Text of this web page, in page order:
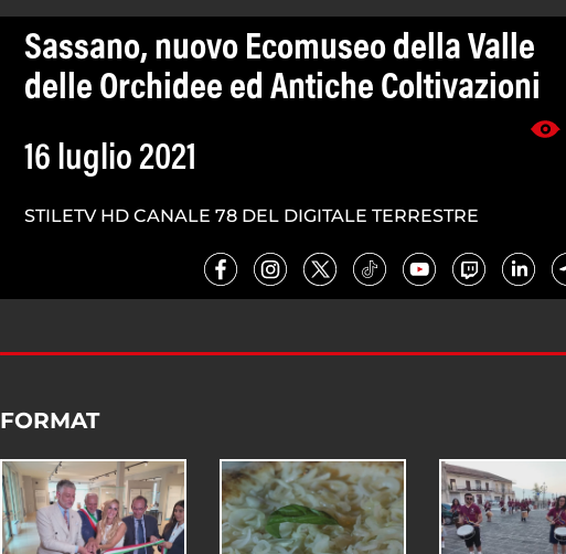
Sassano, nuovo Ecomuseo della Valle
delle Orchidee ed Antiche Coltivazioni
16 luglio 2021
STILETV HD CANALE 78 DEL DIGITALE TERRESTRE
FORMAT